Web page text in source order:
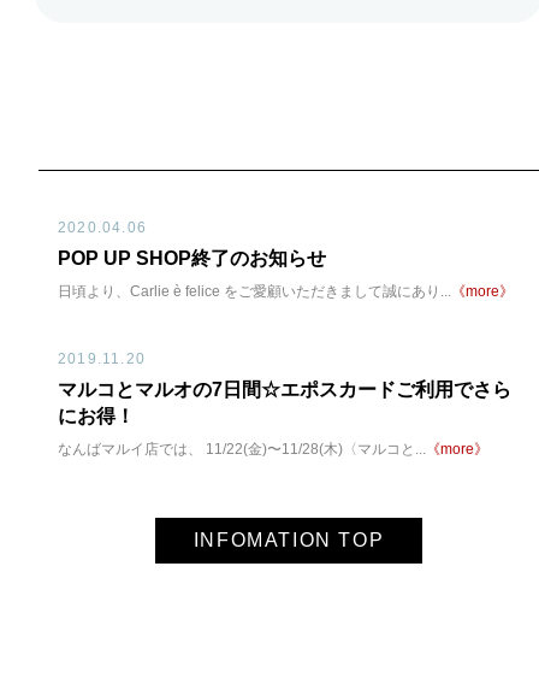
2020.04.06
POP UP SHOP終了のお知らせ
日頃より、Carlie è felice をご愛顧いただきまして誠にあり... 《more》
2019.11.20
マルコとマルオの7日間☆エポスカードご利用でさら
にお得！
なんばマルイ店では、 11/22(金)〜11/28(木)〈マルコと... 《more》
INFOMATION TOP